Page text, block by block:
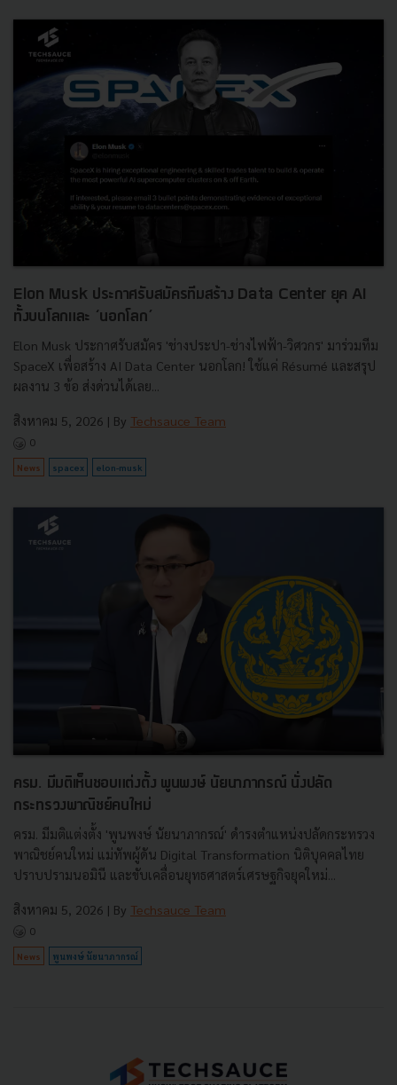
Elon Musk ประกาศรับสมัครทีมสร้าง Data Center ยุค AI
ทั้งบนโลกและ ‘นอกโลก’
Elon Musk ประกาศรับสมัคร 'ช่างประปา-ช่างไฟฟ้า-วิศวกร' มาร่วมทีม
SpaceX เพื่อสร้าง AI Data Center นอกโลก! ใช้แค่ Résumé และสรุป
ผลงาน 3 ข้อ ส่งด่วนได้เลย...
สิงหาคม 5, 2026 | By Techsauce Team
0
News spacex elon-musk
ครม. มีมติเห็นชอบแต่งตั้ง พูนพงษ์ นัยนาภากรณ์ นั่งปลัด
กระทรวงพาณิชย์คนใหม่
ครม. มีมติแต่งตั้ง 'พูนพงษ์ นัยนาภากรณ์' ดำรงตำแหน่งปลัดกระทรวง
พาณิชย์คนใหม่ แม่ทัพผู้ดัน Digital Transformation นิติบุคคลไทย
ปราบปรามนอมินี และขับเคลื่อนยุทธศาสตร์เศรษฐกิจยุคใหม่...
สิงหาคม 5, 2026 | By Techsauce Team
0
News พูนพงษ์ นัยนาภากรณ์